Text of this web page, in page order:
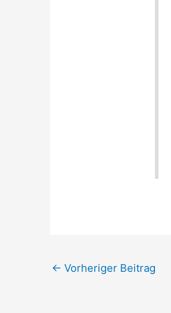
← Vorheriger Beitrag